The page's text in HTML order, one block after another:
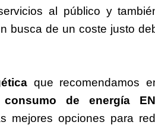
al público y
busca de un coste justo
que recomendamos
de energía
mejores opciones para